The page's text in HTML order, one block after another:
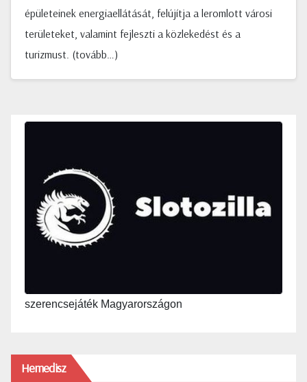
épületeinek energiaellátását, felújítja a leromlott városi
területeket, valamint fejleszti a közlekedést és a
turizmust. (tovább…)
szerencsejáték Magyarországon
Hemedisz